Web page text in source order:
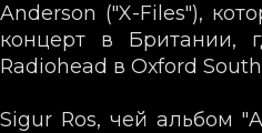
Anderson ("X-Files"),
концерт в Британии,
Radiohead в Oxford
Sigur Ros, чей альбом